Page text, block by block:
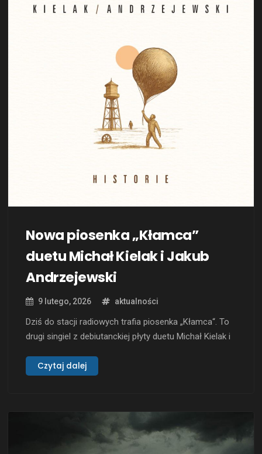
Nowa piosenka „Kłamca”
duetu Michał Kielak i Jakub
Andrzejewski
9 lutego, 2026 aktualności
Dziś do stacji radiowych trafia piosenka „Kłamca“. To
drugi singiel z debiutanckiej płyty duetu Michał Kielak i
ukazała się w listopadzie 2025 roku. Wybrane utwory z
Czytaj dalej